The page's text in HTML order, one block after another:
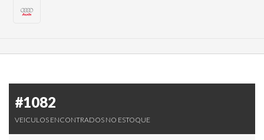
#1082
VEICULOS ENCONTRADOS NO ESTOQUE